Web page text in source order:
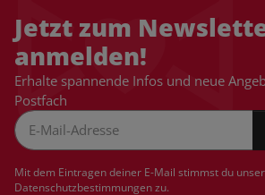
Jetzt zum
anmelden!
Erhalte spannende Infos und neue
Postfach
Mit dem Eintragen deiner E-Mail stimmst du
Datenschutzbestimmungenzu.